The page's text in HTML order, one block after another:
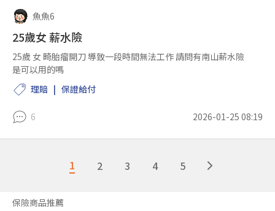
魚魚6
25歲女 薪水險
25歲 女 畸胎瘤開刀 導致一段時間無法工作 請問有南山薪水險
是可以用的嗎
理賠
保證給付
6 2026-01-25 08:19
1 2 3 4 5
保險商品推薦